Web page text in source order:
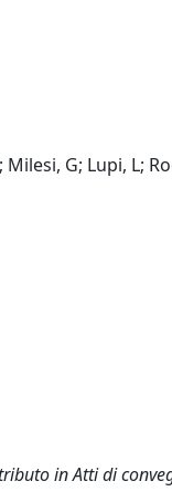
G; Lupi, L;
in Atti di